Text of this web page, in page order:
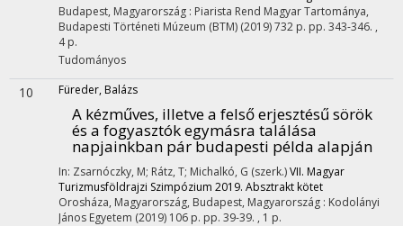
Budapest, Magyarország : Piarista Rend Magyar Tartománya,
Budapesti Történeti Múzeum (BTM) (2019)732 p. pp. 343-346. ,
4 p.
Tudományos
10 Füreder, Balázs
A kézműves, illetve a felső erjesztésű sörök
és a fogyasztók egymásra találása
napjainkban pár budapesti példa alapján
In: Zsarnóczky, M; Rátz, T; Michalkó, G (szerk.)VII. Magyar
Turizmusföldrajzi Szimpózium 2019. Absztrakt kötet
Orosháza, Magyarország, Budapest, Magyarország : Kodolányi
János Egyetem (2019) 106 p. pp. 39-39. , 1 p.